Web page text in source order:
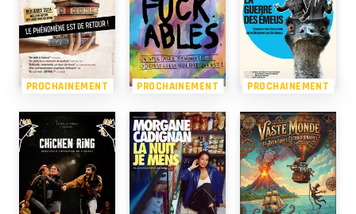
PROCHAINEMENT PROCHAINEMENT PROCHAINEMENT